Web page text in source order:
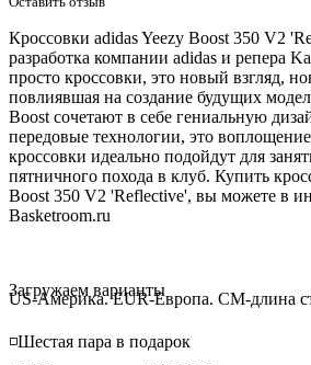
Кроссовки adidas Yeezy Boost 350 V2
разработка компании adidas и репера
просто кроссовки, это новый взгляд,
повлиявшая на создание будущих
Boost сочетают в себе гениальную
передовые технологии, это
кроссовки идеально подойдут для
пятничного похода в клуб. Купить
Boost 350 V2 'Reflective', вы можете в
Basketroom.ru
Loading...
Загружаем варианты
US-Америка. EUR-Европа. CM-длина
◽️Шестая пара в подарок